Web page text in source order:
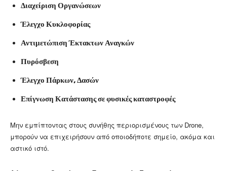
Διαχείριση Οργανώσεων
Έλεγχο Κυκλοφορίας
Αντιμετώπιση Έκτακτων Αναγκών
Πυρόσβεση
Έλεγχο Πάρκων, Δασών
Επίγνωση Κατάστασης σε φυσικές καταστροφές
Μην εμπίπτοντας στους συνήθης περιορισμένους των Drone,
μπορούν να επιχειρήσουν από οποιοδήποτε σημείο, ακόμα και
αστικό ιστό.